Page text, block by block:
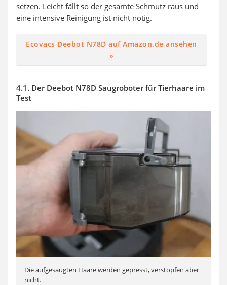
setzen. Leicht fällt so der gesamte Schmutz raus und
eine intensive Reinigung ist nicht nötig.
Ecovacs Deebot N78D auf Amazon.de ansehen
»
4.1. Der Deebot N78D Saugroboter für Tierhaare im
Test
Die aufgesaugten Haare werden gepresst, verstopfen aber
nicht.